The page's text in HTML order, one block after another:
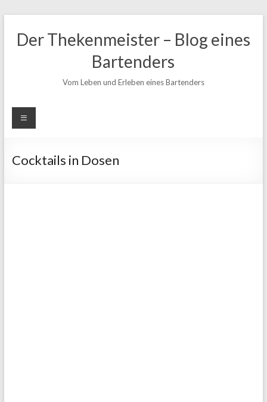
Inhalt
springen
Der Thekenmeister – Blog eines
Bartenders
Vom Leben und Erleben eines Bartenders
Cocktails in Dosen